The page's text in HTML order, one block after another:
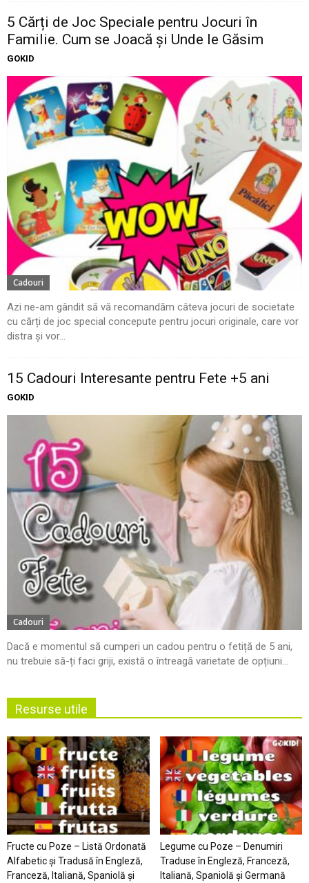
5 Cărți de Joc Speciale pentru Jocuri în
Familie. Cum se Joacă și Unde le Găsim
GOKID
Cadouri
Azi ne-am gândit să vă recomandăm câteva jocuri de societate
cu cărți de joc special concepute pentru jocuri originale, care vor
distra și vor...
15 Cadouri Interesante pentru Fete +5 ani
GOKID
Cadouri
Dacă e momentul să cumperi un cadou pentru o fetiță de 5 ani,
nu trebuie să-ți faci griji, există o întreagă varietate de opțiuni...
Resurse utile
Fructe cu Poze – Listă Ordonată
Alfabetic şi Tradusă în Engleză,
Franceză, Italiană, Spaniolă şi
Legume cu Poze – Denumiri
Traduse în Engleză, Franceză,
Italiană, Spaniolă şi Germană